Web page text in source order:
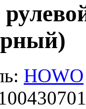
HOWO